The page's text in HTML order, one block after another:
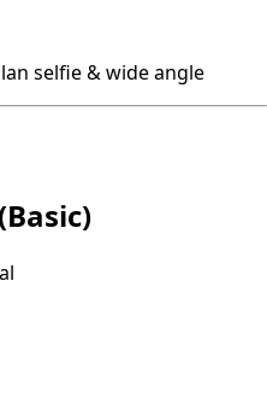
selfie & wide angle